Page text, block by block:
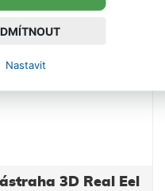
Nastavit
3D Real Eel